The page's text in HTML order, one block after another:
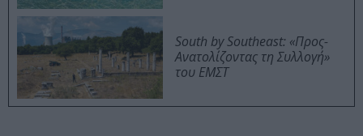
South by Southeast: «Προς-
Ανατολίζοντας τη Συλλογή»
του ΕΜΣΤ